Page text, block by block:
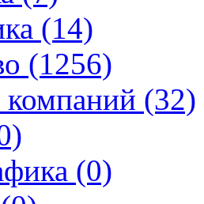
(14)
(1256)
(32)
(0)